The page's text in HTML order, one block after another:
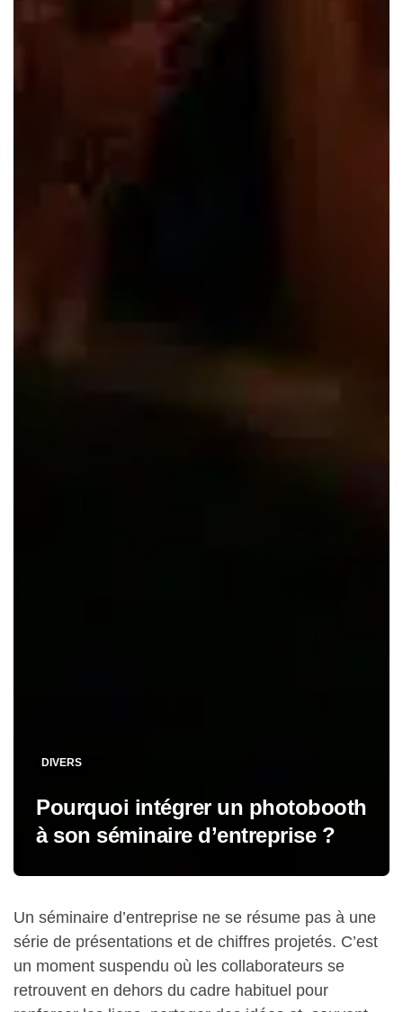
DIVERS
Pourquoi intégrer un photobooth
à son séminaire d’entreprise ?
Un séminaire d’entreprise ne se résume pas à une
série de présentations et de chiffres projetés. C’est
un moment suspendu où les collaborateurs se
retrouvent en dehors du cadre habituel pour